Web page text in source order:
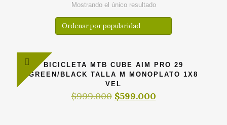
Mostrando el único resultado
BICICLETA MTB CUBE AIM PRO 29
GREEN/BLACK TALLA M MONOPLATO 1X8
VEL
$999.000 El
$599.000El